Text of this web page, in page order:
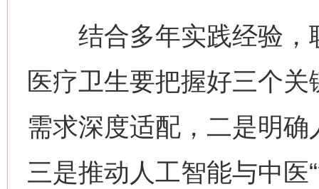
结合多年实践经验，
医疗卫生要把握好三个
需求深度适配，二是明
三是推动人工智能与中医